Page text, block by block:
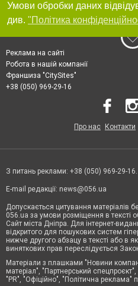
Умови обробки даних
див. "Політика
Реклама на сайті
Робота в нашій компанії
Франшиза "CitySites"
+38 (050) 969-29-16
Про нас Контакти
З питань реклами: +38 (050) 969-29-
E-mail редакції: news@056.ua
Допускається цитування матеріалів
056.ua за умови розміщення в тексті
Сайт міста Дніпра. Для інтернет-
відкритого для пошукових систем
нижче другого абзацу в тексті або в
виняткових прав переслідується
Матеріали з плашками "Новини
матеріал", "Партнерський
"PR", "Офіційно", "Політична реклама"